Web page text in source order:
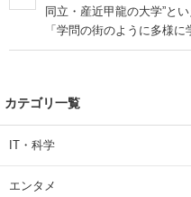
同立・産近甲龍の大学”と
「学問の街のように多様
| 大学 ねとらぼリサーチ
カテゴリ一覧
IT・科学
エンタメ